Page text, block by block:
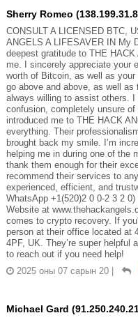
Sherry Romeo
CONSULT A LICENSED BTC,
ANGELS A LIFESAVER IN My
deepest gratitude to THE
me. I sincerely appreciate your
worth of Bitcoin, as well as
go above and above, as well
always willing to assist others.
confusion, completely unsure
introduced me to THE HACK
everything. Their
brought back my smile. I’m
helping me in during one of
thank them enough for their
recommend their services to
experienced, efficient, and
WhatsApp +1(520)2 0 0-2 3 2
Website at
comes to crypto recovery. If
person at their office located at
4PF, UK. They’re super helpful
to reach out if you need help!
2025 оны 07 сарын 20
Michael Gard